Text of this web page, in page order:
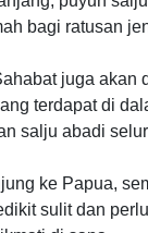
bagi ratusan
juga
terdapat di
salju abadi
ke Papua,
sulit dan